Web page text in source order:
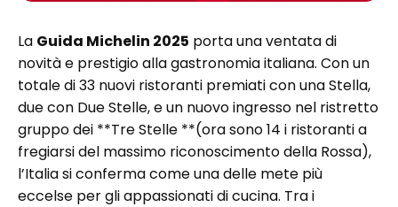
La Guida Michelin 2025 porta una ventata di
novità e prestigio alla gastronomia italiana. Con un
totale di 33 nuovi ristoranti premiati con una Stella,
due con Due Stelle, e un nuovo ingresso nel ristretto
gruppo dei **Tre Stelle **(ora sono 14 i ristoranti a
fregiarsi del massimo riconoscimento della Rossa),
l’Italia si conferma come una delle mete più
eccelse per gli appassionati di cucina. Tra i